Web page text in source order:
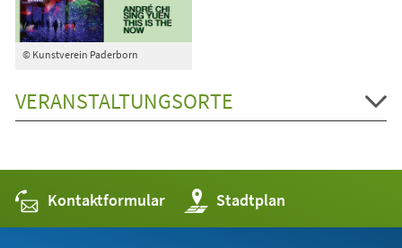
© Kunstverein Paderborn
VERANSTALTUNGSORTE
Kontaktformular Stadtplan
(Öffnet
in
einem